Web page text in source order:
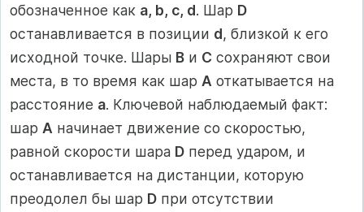
обозначенное как a, b, c, d. Шар D
останавливается в позиции d, близкой к его
исходной точке. Шары B и C сохраняют свои
места, в то время как шар A откатывается на
расстояние a. Ключевой наблюдаемый факт:
шар A начинает движение со скоростью,
равной скорости шара D перед ударом, и
останавливается на дистанции, которую
преодолел бы шар D при отсутствии